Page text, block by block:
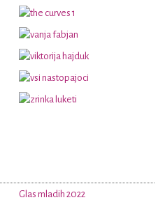
Glas mladih 2022